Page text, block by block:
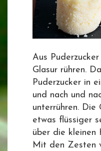
Aus
Glasur rühren.
Puderzucker in
und nach und
unterrühren. Die
etwas flüssiger
über die kleinen
Mit den Zesten